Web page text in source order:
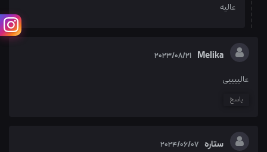
عالیه
Melika
2023/08/21
عالییییی
پاسخ
ستاره 2024/06/07